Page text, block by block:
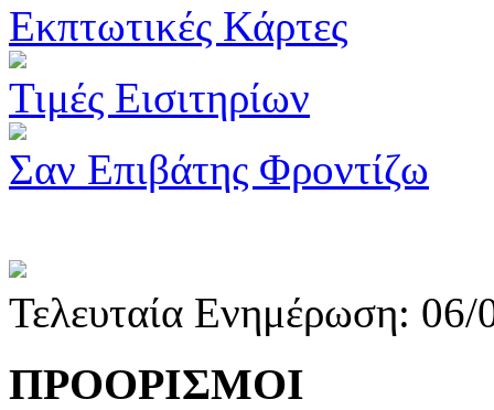
Εκπτωτικές Κάρτες
Τιμές Εισιτηρίων
Σαν Επιβάτης Φροντίζω
Τελευταία Ενημέρωση:
ΠΡΟΟΡΙΣΜΟΙ